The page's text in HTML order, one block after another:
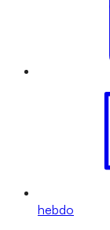
hebdo